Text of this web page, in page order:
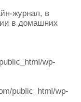
журнал, в
в домашних
wp-
public_html/wp-